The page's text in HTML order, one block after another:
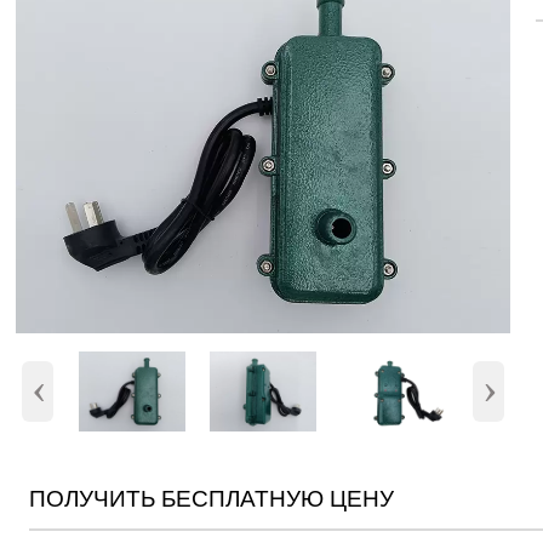
‹ ›
ПОЛУЧИТЬ БЕСПЛАТНУЮ ЦЕНУ